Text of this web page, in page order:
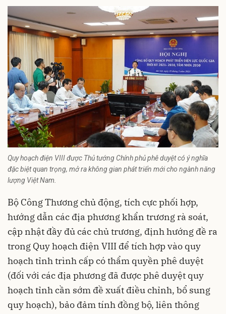
Quy hoạch điện VIII được Thủ tướng Chính phủ phê duyệt có ý nghĩa
đặc biệt quan trọng, mở ra không gian phát triển mới cho ngành năng
lượng Việt Nam.
Bộ Công Thương chủ động, tích cực phối hợp,
hướng dẫn các địa phương khẩn trương rà soát,
cập nhật đầy đủ các chủ trương, định hướng đề ra
trong Quy hoạch điện VIII để tích hợp vào quy
hoạch tỉnh trình cấp có thẩm quyền phê duyệt
(đối với các địa phương đã được phê duyệt quy
hoạch tỉnh cần sớm đề xuất điều chỉnh, bổ sung
quy hoạch), bảo đảm tính đồng bộ, liên thông